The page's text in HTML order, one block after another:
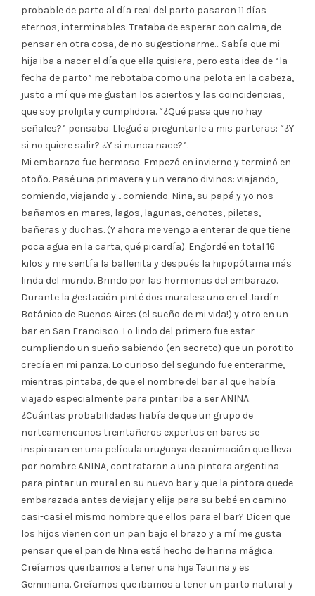
probable de parto al día real del parto pasaron 11 días
eternos, interminables. Trataba de esperar con calma, de
pensar en otra cosa, de no sugestionarme… Sabía que mi
hija iba a nacer el día que ella quisiera, pero esta idea de “la
fecha de parto” me rebotaba como una pelota en la cabeza,
justo a mí que me gustan los aciertos y las coincidencias,
que soy prolijita y cumplidora. “¿Qué pasa que no hay
señales?” pensaba. Llegué a preguntarle a mis parteras: “¿Y
si no quiere salir? ¿Y si nunca nace?”.
Mi embarazo fue hermoso. Empezó en invierno y terminó en
otoño. Pasé una primavera y un verano divinos: viajando,
comiendo, viajando y… comiendo. Nina, su papá y yo nos
bañamos en mares, lagos, lagunas, cenotes, piletas,
bañeras y duchas. (Y ahora me vengo a enterar de que tiene
poca agua en la carta, qué picardía). Engordé en total 16
kilos y me sentía la ballenita y después la hipopótama más
linda del mundo. Brindo por las hormonas del embarazo.
Durante la gestación pinté dos murales: uno en el Jardín
Botánico de Buenos Aires (el sueño de mi vida!) y otro en un
bar en San Francisco. Lo lindo del primero fue estar
cumpliendo un sueño sabiendo (en secreto) que un porotito
crecía en mi panza. Lo curioso del segundo fue enterarme,
mientras pintaba, de que el nombre del bar al que había
viajado especialmente para pintar iba a ser ANINA.
¿Cuántas probabilidades había de que un grupo de
norteamericanos treintañeros expertos en bares se
inspiraran en una película uruguaya de animación que lleva
por nombre ANINA, contrataran a una pintora argentina
para pintar un mural en su nuevo bar y que la pintora quede
embarazada antes de viajar y elija para su bebé en camino
casi-casi el mismo nombre que ellos para el bar? Dicen que
los hijos vienen con un pan bajo el brazo y a mí me gusta
pensar que el pan de Nina está hecho de harina mágica.
Creíamos que ibamos a tener una hija Taurina y es
Geminiana. Creíamos que ibamos a tener un parto natural y